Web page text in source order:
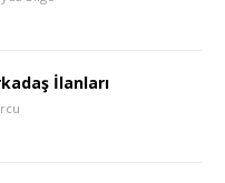
İlanları